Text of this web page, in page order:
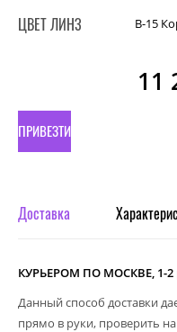
ЦВЕТ ЛИНЗ B-15
11
ПРИВЕЗТИ
ЗАКАЗ
Доставка
КУРЬЕРОМ ПО МОСКВЕ, 1-2
Данный способ доставки
прямо в руки, проверить